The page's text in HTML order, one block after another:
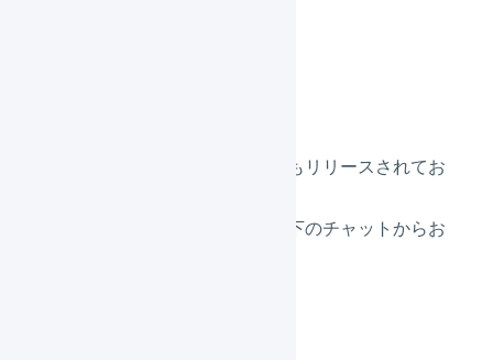
その他軽微な不具合の修正などもリリースされてお
ご不明点がございましたら、右下のチャットからお